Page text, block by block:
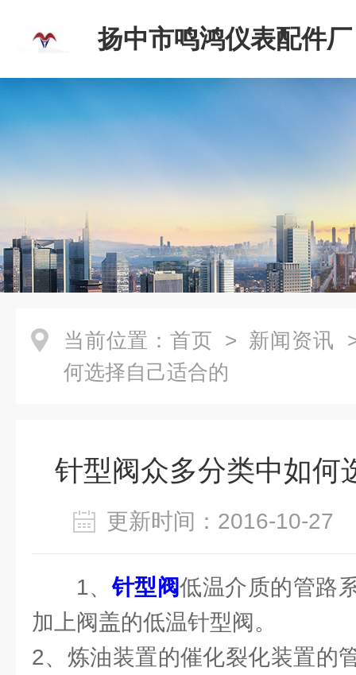
扬中市鸣鸿仪表配件厂
当前位置： 首页 > 新闻资讯
何选择自己适合的
针型阀众多分类中如何
更新时间：2016-10-
1、针型阀低温介质的管路
加上阀盖的低温针型阀。
2、炼油装置的催化裂化装置的